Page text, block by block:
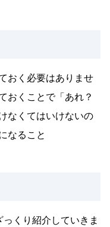
おく必要はありませ
おくことで「あれ？
くてはいけないの
なること
くり紹介していきま